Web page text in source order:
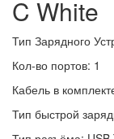
C White
Тип Зарядного
Кол-во портов: 1
Кабель в
Тип быстрой